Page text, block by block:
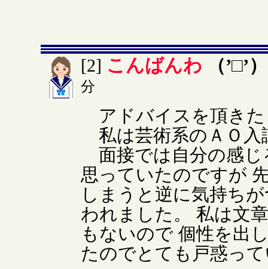
[2] こんばんわ （’□’
分
アドバイスを頂きた
私は芸術系のＡＯ入
面接では自分の感じ
思っていたのですが
しまうと逆に気持ち
われました。 私は文
もないので 個性を出
たのでとても戸惑っ